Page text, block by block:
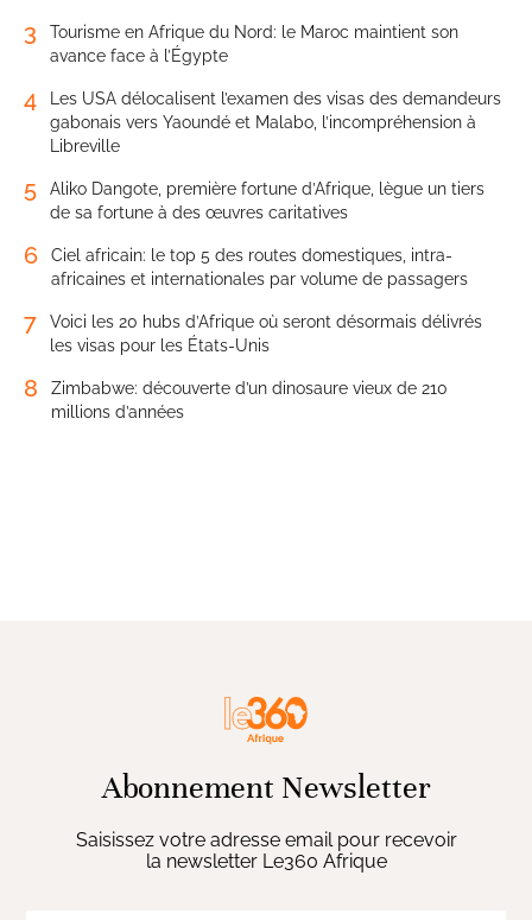
3
Tourisme en Afrique du Nord: le Maroc maintient son
avance face à l’Égypte
4
Les USA délocalisent l’examen des visas des demandeurs
gabonais vers Yaoundé et Malabo, l’incompréhension à
Libreville
5
Aliko Dangote, première fortune d’Afrique, lègue un tiers
de sa fortune à des œuvres caritatives
6
Ciel africain: le top 5 des routes domestiques, intra-
africaines et internationales par volume de passagers
7
Voici les 20 hubs d’Afrique où seront désormais délivrés
les visas pour les États-Unis
8
Zimbabwe: découverte d’un dinosaure vieux de 210
millions d’années
Abonnement Newsletter
Saisissez votre adresse email pour recevoir
la newsletter Le360 Afrique